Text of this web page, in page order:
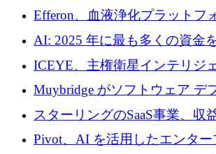
認を獲得
Efferon、血液浄化プラットフ
250万ユーロを確保
AI: 2025 年に最も多くの資金
ICEYE、主権衛星インテリジ
るために 3 億ユーロの信用枠
Muybridge がソフトウェア デ
ラ テクノロジーを拡張するた
で 1,600 万ドルを調達
スターリングのSaaS事業、収
グループ利益は減少
Pivot、AI を活用したエンタ